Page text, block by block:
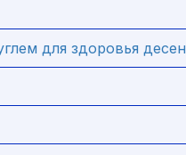
для здоровья десен